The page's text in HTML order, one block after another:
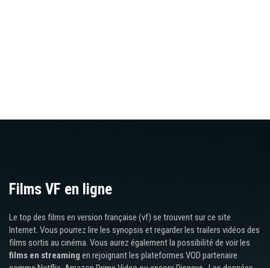
Films VF en ligne
Le top des films en version française (vf) se trouvent sur ce site
Internet. Vous pourrez lire les synopsis et regarder les trailers vidéos des
films sortis au cinéma. Vous aurez également la possibilité de voir les
films en streaming en rejoignant les plateformes VOD partenaire